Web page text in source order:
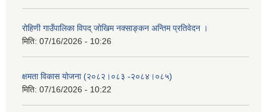
रोहिणी गाउँपालिका विपद् जोखिम नक्साङ्कन अन्तिम प्रतिवेदन ।
मिति: 07/16/2026 - 10:26
क्षमता विकास योजना (२०८२।०८३‍ -२०८४।०८५)
मिति: 07/16/2026 - 10:22